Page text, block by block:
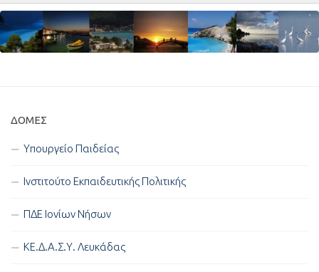
ΔΟΜΈΣ
Υπουργείο Παιδείας
Ινστιτούτο Εκπαιδευτικής Πολιτικής
ΠΔΕ Ιονίων Νήσων
ΚΕ.Δ.Α.Σ.Υ. Λευκάδας